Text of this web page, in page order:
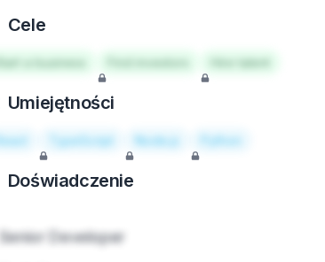
Cele
Start a business Hire talent
Umiejętności
React TypeScript Node.js Python
Doświadczenie
Senior Developer